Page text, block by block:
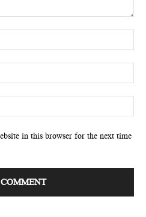
in this browser for the next time